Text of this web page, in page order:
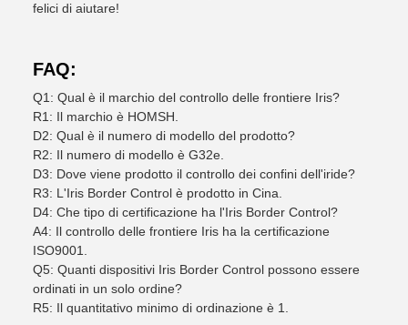
felici di aiutare!
FAQ:
Q1: Qual è il marchio del controllo delle frontiere Iris?
R1: Il marchio è HOMSH.
D2: Qual è il numero di modello del prodotto?
R2: Il numero di modello è G32e.
D3: Dove viene prodotto il controllo dei confini dell'iride?
R3: L'Iris Border Control è prodotto in Cina.
D4: Che tipo di certificazione ha l'Iris Border Control?
A4: Il controllo delle frontiere Iris ha la certificazione
ISO9001.
Q5: Quanti dispositivi Iris Border Control possono essere
ordinati in un solo ordine?
R5: Il quantitativo minimo di ordinazione è 1.